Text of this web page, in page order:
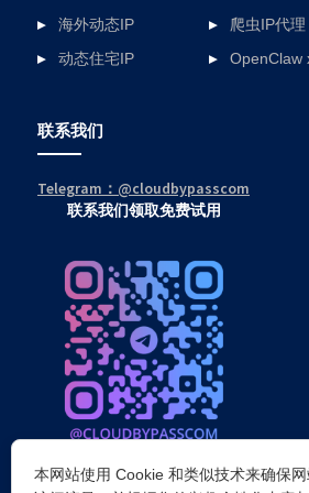
海外动态IP
动态住宅IP
爬虫IP代理
OpenClaw
联系我们
Telegram：@cloudbypasscom
联系我们领取免费试用
本网站使用 Cookie 和类似技术来确保